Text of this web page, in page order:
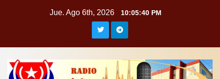
Jue. Ago 6th, 2026 10:05:40 PM